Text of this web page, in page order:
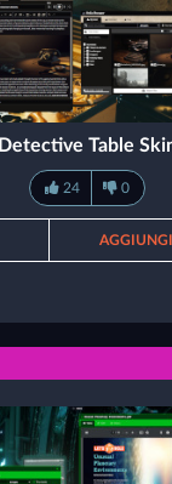
Detective Table
24 0